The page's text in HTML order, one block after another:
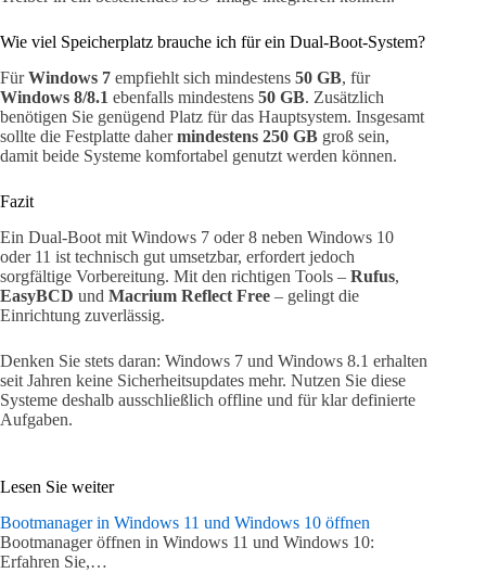
Wie viel Speicherplatz brauche ich für ein Dual-Boot-System?
FürWindows 7 empfiehlt sich mindestens 50 GB, für
Windows 8/8.1 ebenfalls mindestens 50 GB. Zusätzlich
benötigen Sie genügend Platz für das Hauptsystem. Insgesamt
sollte die Festplatte dahermindestens 250 GB groß sein,
damit beide Systeme komfortabel genutzt werden können.
Fazit
Ein Dual-Boot mit Windows 7 oder 8 neben Windows 10
oder 11 ist technisch gut umsetzbar, erfordert jedoch
sorgfältige Vorbereitung. Mit den richtigen Tools – Rufus,
EasyBCD und Macrium Reflect Free – gelingt die
Einrichtung zuverlässig.
Denken Sie stets daran: Windows 7 und Windows 8.1 erhalten
seit Jahren keine Sicherheitsupdates mehr. Nutzen Sie diese
Systeme deshalb ausschließlich offline und für klar definierte
Aufgaben.
Lesen Sie weiter
Bootmanager in Windows 11 und Windows 10 öffnen
Bootmanager öffnen in Windows 11 und Windows 10:
Erfahren Sie,…